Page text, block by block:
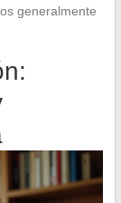
generalmente